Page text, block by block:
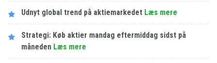
Udnyt global trend på aktiemarkedet Læs mere
Strategi: Køb aktier mandag eftermiddag sidst på
måneden Læs mere